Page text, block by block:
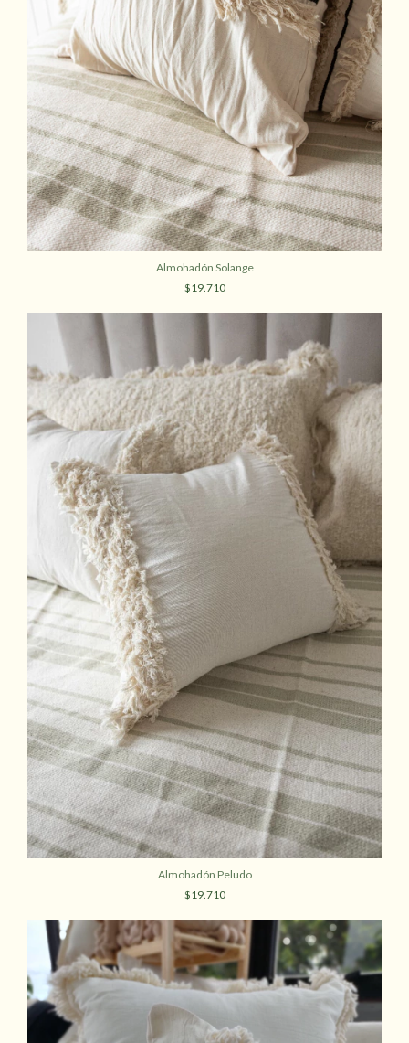
Almohadón Solange
$19.710
Almohadón Peludo
$19.710